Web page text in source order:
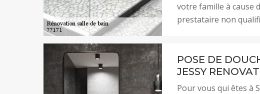
votre famille à cause
prestataire non
POSE DE
JESSY
Pour vous qui êtes à